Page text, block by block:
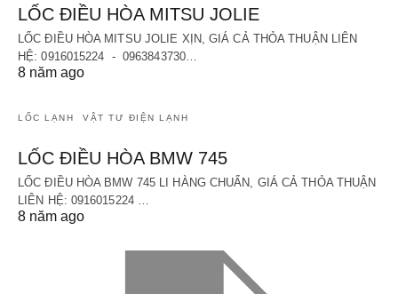
LỐC ĐIỀU HÒA MITSU JOLIE
LỐC ĐIỀU HÒA MITSU JOLIE XỊN, GIÁ CẢ THỎA THUẬN LIÊN
HỆ: 0916015224 - 0963843730…
8 năm ago
LỐC LẠNH VẬT TƯ ĐIỆN LẠNH
LỐC ĐIỀU HÒA BMW 745
LỐC ĐIỀU HÒA BMW 745 LI HÀNG CHUẨN, GIÁ CẢ THỎA THUẬN
LIÊN HỆ: 0916015224 …
8 năm ago